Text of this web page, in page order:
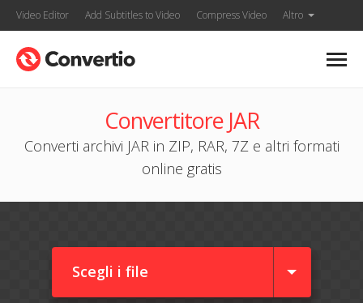
Video Editor Add Subtitles to Video Compress Video Altro
Convertitore JAR
Converti archivi JAR in ZIP, RAR, 7Z e altri formati
online gratis
Scegli i file